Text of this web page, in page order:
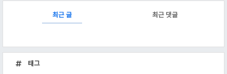
최근 글 최근 댓글
근
글
태그